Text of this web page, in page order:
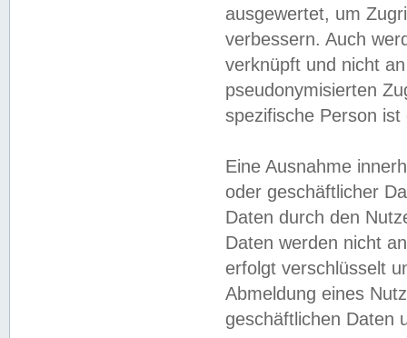
ausgewertet, um
verbessern. Auch
verknüpft und nicht
pseudonymisierten
spezifische Person
Eine Ausnahme
oder geschäftlicher
Daten durch den
Daten werden nicht
erfolgt verschlüsselt
Abmeldung eines
geschäftlichen Daten